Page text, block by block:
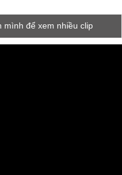
mình để xem nhiều clip